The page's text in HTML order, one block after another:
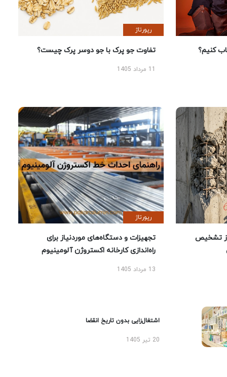
کنیم؟
رپورتاژ
تفاوت جو پرک با جو دوسر پرک چیست؟
تشخیص
رپورتاژ
تجهیزات و دستگاه‌های موردنیاز برای
راه‌اندازی کارخانه اکستروژن آلومینیوم
13 مرداد 1405
اشتغال‌زایی بدون تاریخ انقضا
20 تیر 1405